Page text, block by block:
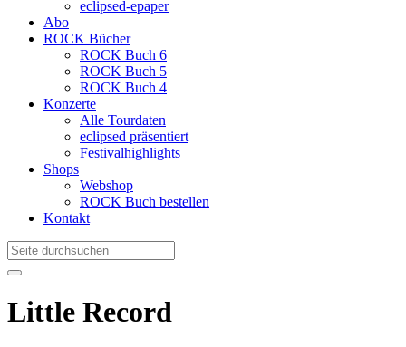
eclipsed-epaper
Abo
ROCK Bücher
ROCK Buch 6
ROCK Buch 5
ROCK Buch 4
Konzerte
Alle Tourdaten
eclipsed präsentiert
Festivalhighlights
Shops
Webshop
ROCK Buch bestellen
Kontakt
Little Record